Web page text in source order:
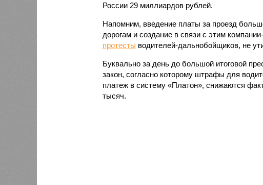
России 29 миллиардов рублей.
Напомним, введение платы за проезд
дорогам и создание в связи с этим
протесты водителей-дальнобойщиков, не
Буквально за день до большой итоговой
закон, согласно которому штрафы для
платеж в систему «Платон», снижаются
тысяч.